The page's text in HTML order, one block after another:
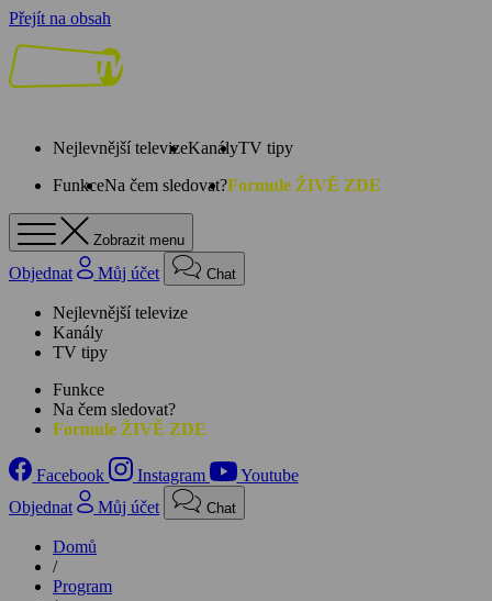
Přejít na obsah
Nejlevnější televizeKanályTV tipy
FunkceNa čem sledovat?Formule ŽIVĚ ZDE
Zobrazit menu
Objednat Můj účet Chat
Nejlevnější televize
Kanály
TV tipy
Funkce
Na čem sledovat?
Formule ŽIVĚ ZDE
Facebook Instagram
Youtube
Objednat
Můj účet Chat
Domů
/
Program